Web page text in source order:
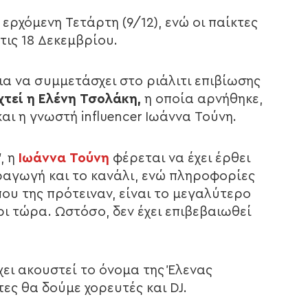
Τετάρτη (9/12), ενώ οι παίκτες
18 Δεκεμβρίου.
συμμετάσχει στο ριάλιτι επιβίωσης
η Ελένη Τσολάκη, η οποία αρνήθηκε,
η γνωστή influencer Ιωάννα Τούνη.
η Ιωάννα Τούνη φέρεται να έχει έρθει
και το κανάλι, ενώ πληροφορίες
της πρότειναν, είναι το μεγαλύτερο
τώρα. Ωστόσο, δεν έχει επιβεβαιωθεί
ακουστεί το όνομα της Έλενας
θα δούμε χορευτές και DJ.